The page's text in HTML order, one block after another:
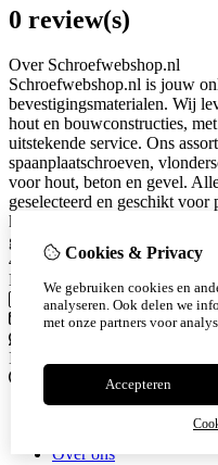
0 review(s)
Over Schroefwebshop.nl
Schroefwebshop.nl is jouw
bevestigingsmaterialen. Wij
hout en bouwconstructies,
uitstekende service. Ons
spaanplaatschroeven,
voor hout, beton en gevel.
geselecteerd en geschikt
kwaliteit en klanttevredenheid
geprijsd. Betrouwbaar
4255HS Nieuwendijk
Neem contact met ons op
Telefoon0615628101
info@schroefwebshop.nl
Instagram
Algemene voorwaarden
Over ons
Cookies & Privacy
We gebruiken cookies en
analyseren. Ook delen we
met onze partners voor
Accepteren